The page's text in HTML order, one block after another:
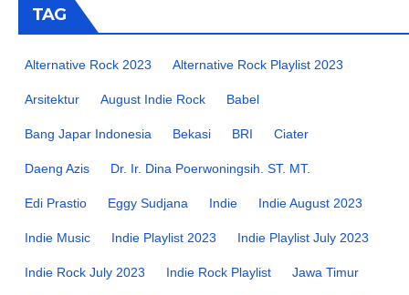
TAG
Alternative Rock 2023 Alternative Rock Playlist 2023
Arsitektur August Indie Rock Babel
Bang Japar Indonesia Bekasi BRI Ciater
Daeng Azis Dr. Ir. Dina Poerwoningsih. ST. MT.
Edi Prastio Eggy Sudjana Indie Indie August 2023
Indie Music Indie Playlist 2023 Indie Playlist July 2023
Indie Rock July 2023 Indie Rock Playlist Jawa Timur